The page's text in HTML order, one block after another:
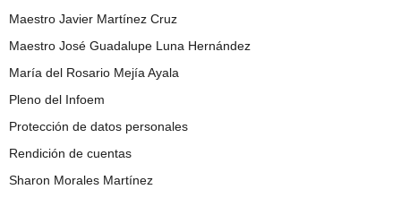
Maestro Javier Martínez Cruz
Maestro José Guadalupe Luna Hernández
María del Rosario Mejía Ayala
Pleno del Infoem
Protección de datos personales
Rendición de cuentas
Sharon Morales Martínez